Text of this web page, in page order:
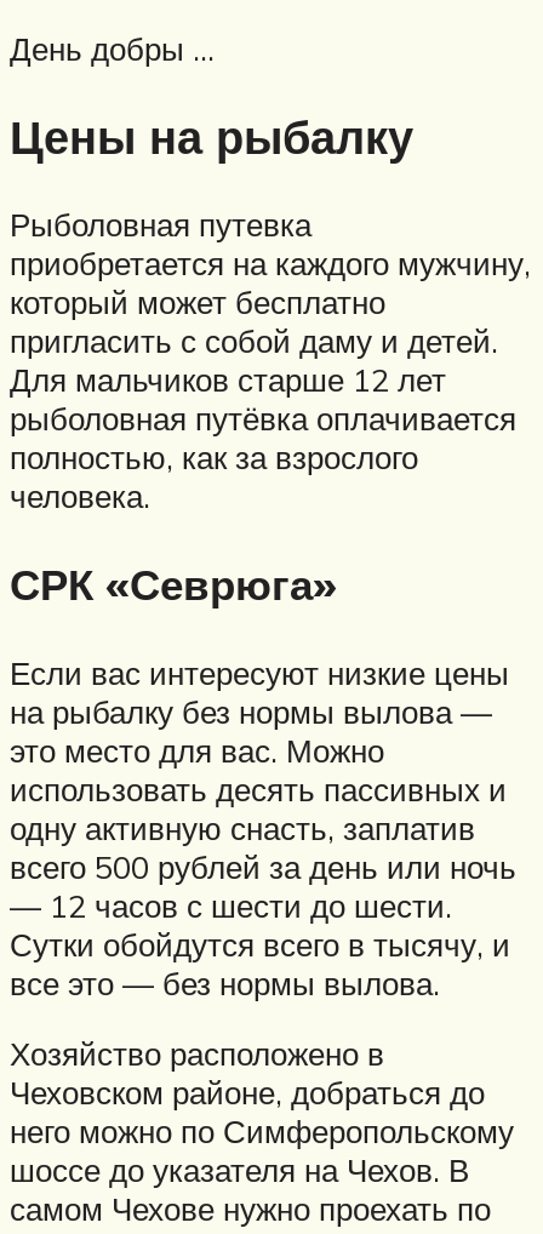
День добры …
Цены на рыбалку
Рыболовная путевка
приобретается на каждого мужчину,
который может бесплатно
пригласить с собой даму и детей.
Для мальчиков старше 12 лет
рыболовная путёвка оплачивается
полностью, как за взрослого
человека.
СРК «Севрюга»
Если вас интересуют низкие цены
на рыбалку без нормы вылова —
это место для вас. Можно
использовать десять пассивных и
одну активную снасть, заплатив
всего 500 рублей за день или ночь
— 12 часов с шести до шести.
Сутки обойдутся всего в тысячу, и
все это — без нормы вылова.
Хозяйство расположено в
Чеховском районе, добраться до
него можно по Симферопольскому
шоссе до указателя на Чехов. В
самом Чехове нужно проехать по